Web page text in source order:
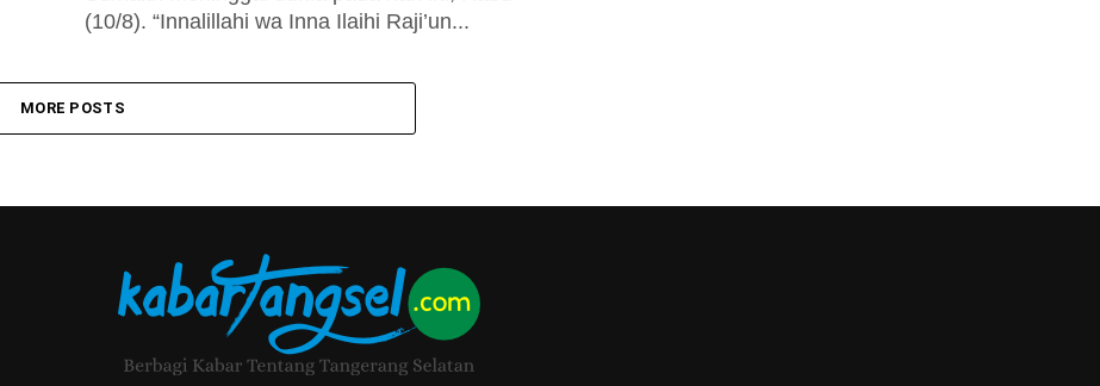
(10/8). “Innalillahi wa Inna Ilaihi Raji’un...
MORE POSTS